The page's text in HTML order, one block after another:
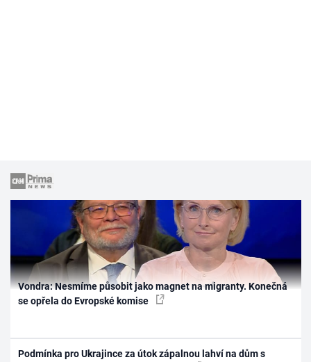
Vondra: Nesmíme působit jako magnet na migranty. Konečná
se opřela do Evropské komise
Podmínka pro Ukrajince za útok zápalnou lahví na dům s